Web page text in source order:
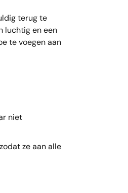
terug te
luchtig en een
te voegen aan
niet
ze aan alle